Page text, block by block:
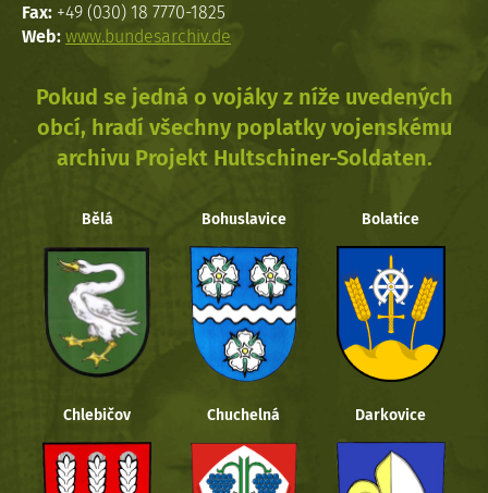
Fax: +49 (030) 18 7770-1825
Web: www.bundesarchiv.de
Pokud se jedná o vojáky z níže uvedených
obcí, hradí všechny poplatky vojenskému
archivu Projekt Hultschiner-Soldaten.
Bělá Bohuslavice Bolatice
Chlebičov Chuchelná Darkovice